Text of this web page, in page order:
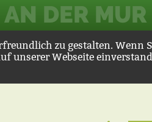
DER MUR
zu gestalten. Wenn
unserer Webseite